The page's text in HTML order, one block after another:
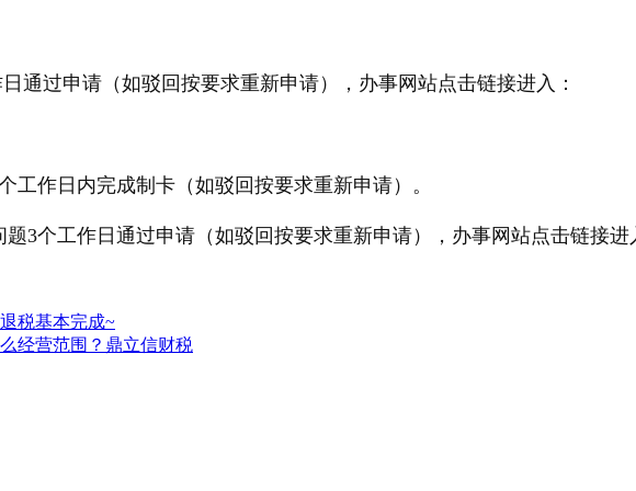
通过申请（如驳回按要求重新申请），办事网站点击链接进入：
工作日内完成制卡（如驳回按要求重新申请）。
3个工作日通过申请（如驳回按要求重新申请），办事网站点击链接进
税基本完成~
经营范围？鼎立信财税